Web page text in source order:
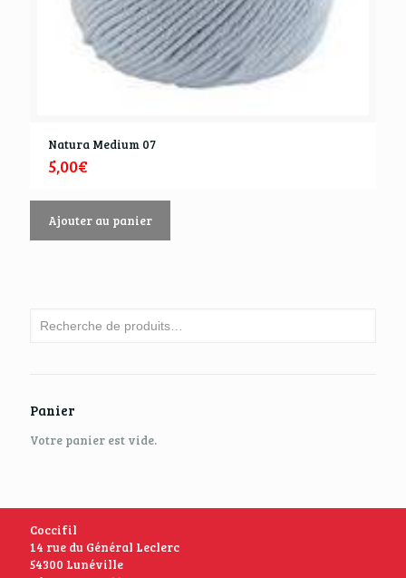
Natura Medium 07
5,00€
Ajouter au panier
Panier
Votre panier est vide.
Coccifil
14 rue du Général Leclerc
54300 Lunéville